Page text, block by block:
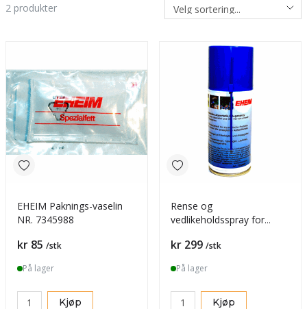
2 produkter
EHEIM Paknings-vaselin
NR. 7345988
Pris
kr 85 /stk
På lager
Kjøp
Rense og
vedlikeholdsspray for
Pris
kr 299 /stk
På lager
Kjøp